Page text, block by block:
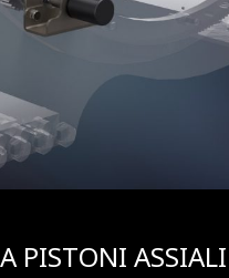
PISTONI ASSIALI